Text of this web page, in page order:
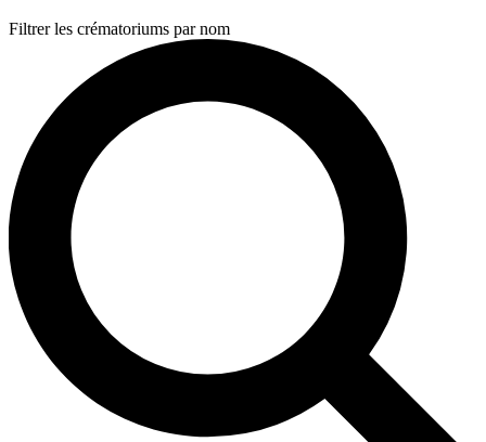
Filtrer les crématoriums par nom